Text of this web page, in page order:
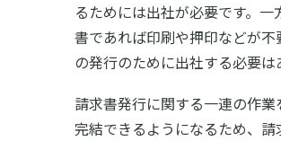
るためには出社が必要です。
書であれば印刷や押印などが
の発行のために出社する必要は
請求書発行に関する一連の作
完結できるようになるため、請